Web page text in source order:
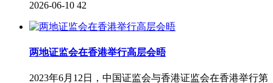
2026-06-10 42
两地证监会在香港举行高层会晤
2023年6月12日，中国证监会与香港证监会在香港举行第